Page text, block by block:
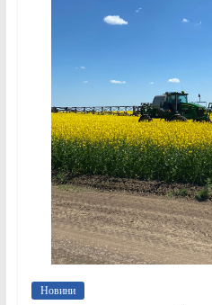
Новини